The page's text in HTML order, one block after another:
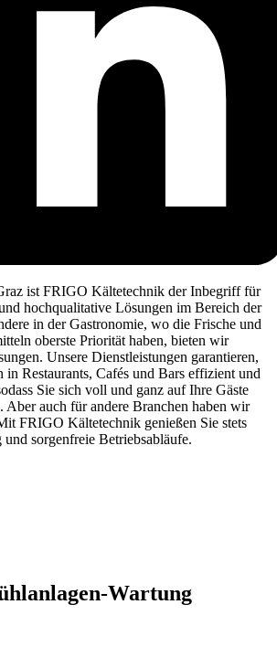
ist FRIGO Kältetechnik der Inbegriff für
hochqualitative Lösungen im Bereich der
in der Gastronomie, wo die Frische und
oberste Priorität haben, bieten wir
Unsere Dienstleistungen garantieren,
in Restaurants, Cafés und Bars effizient und
Sie sich voll und ganz auf Ihre Gäste
Aber auch für andere Branchen haben wir
FRIGO Kältetechnik genießen Sie stets
sorgenfreie Betriebsabläufe.
Wartung